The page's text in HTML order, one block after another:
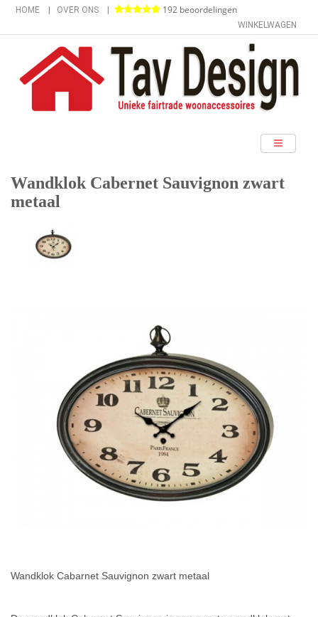
HOME OVER ONS 192 beoordelingen
WINKELWAGEN
Wandklok Cabernet Sauvignon zwart
metaal
Wandklok Cabarnet Sauvignon zwart metaal